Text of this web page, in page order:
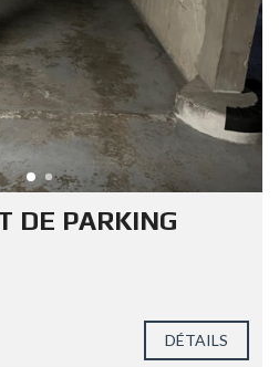
DE PARKING
DÉTAILS